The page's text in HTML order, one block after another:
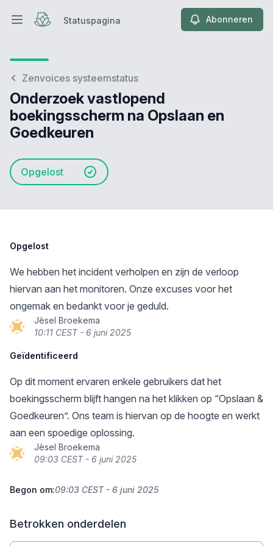
Hoofdmenu openen
Statuspagina Abonneren
Zenvoices systeemstatus
Onderzoek vastlopend
boekingsscherm na Opslaan en
Goedkeuren
Opgelost
Opgelost
We hebben het incident verholpen en zijn de verloop
hiervan aan het monitoren. Onze excuses voor het
ongemak en bedankt voor je geduld.
Jèsel Broekema
10:11 CEST - 6 juni 2025
Geïdentificeerd
Op dit moment ervaren enkele gebruikers dat het
boekingsscherm blijft hangen na het klikken op “Opslaan &
Goedkeuren”. Ons team is hiervan op de hoogte en werkt
aan een spoedige oplossing.
Jèsel Broekema
09:03 CEST - 6 juni 2025
Begon om:09:03 CEST - 6 juni 2025
Betrokken onderdelen